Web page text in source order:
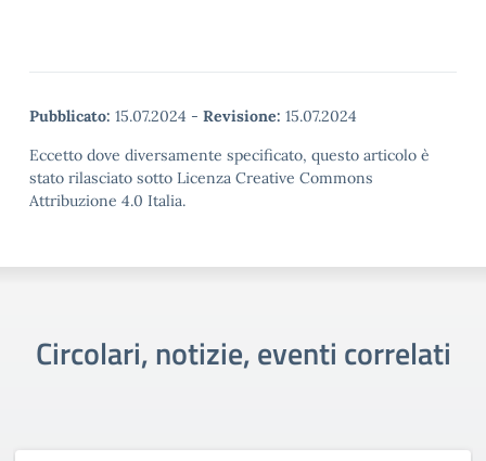
Pubblicato: 15.07.2024 - Revisione: 15.07.2024
Eccetto dove diversamente specificato, questo articolo è
stato rilasciato sotto Licenza Creative Commons
Attribuzione 4.0 Italia.
Circolari, notizie, eventi correlati